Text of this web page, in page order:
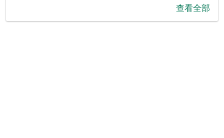
查看全部